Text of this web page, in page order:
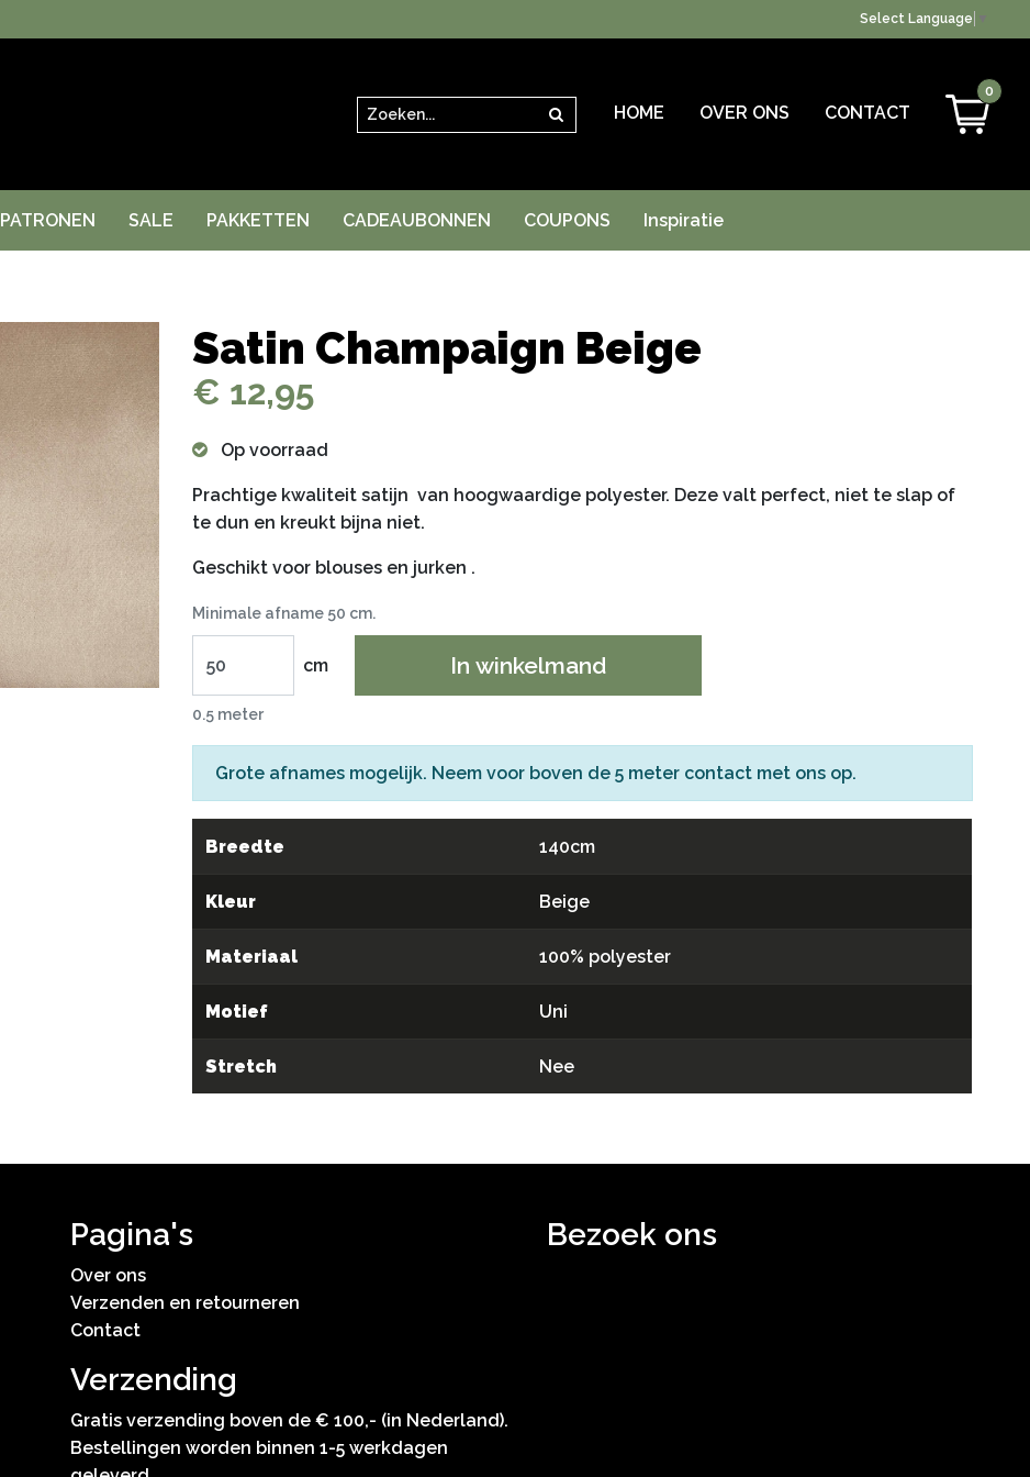
Select Language
Zoeken Zoeken HOME OVER ONS CONTACT
0
PATRONEN SALE PAKKETTEN CADEAUBONNEN COUPONS Inspiratie
Satin Champaign Beige
€ 12,95
Op voorraad
Prachtige kwaliteit satijn van hoogwaardige polyester. Deze valt perfect, niet te slap of
te dun en kreukt bijna niet.
Geschikt voor blouses en jurken .
Minimale afname 50 cm.
cm In winkelmand
0.5 meter
Grote afnames mogelijk. Neem voor boven de 5 meter contact met ons op.
Breedte 140cm
Kleur Beige
Materiaal 100% polyester
Motief Uni
Stretch Nee
Pagina's
Over ons
Verzenden en retourneren
Contact
Verzending
Gratis verzending boven de € 100,- (in Nederland).
Bestellingen worden binnen 1-5 werkdagen
Bezoek ons